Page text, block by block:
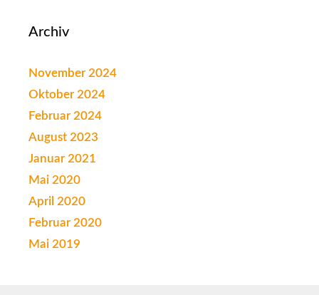
Archiv
November 2024
Oktober 2024
Februar 2024
August 2023
Januar 2021
Mai 2020
April 2020
Februar 2020
Mai 2019